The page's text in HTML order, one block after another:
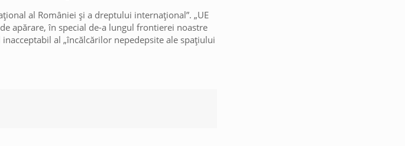
al României și a dreptului internațional”. „UE
apărare, în special de-a lungul frontierei noastre
al „încălcărilor nepedepsite ale spațiului